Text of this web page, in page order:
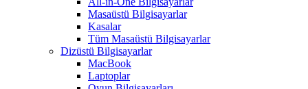
Masaüstü Bilgisayarlar
Kasalar
Tüm Masaüstü Bilgisayarlar
Dizüstü Bilgisayarlar
MacBook
Laptoplar